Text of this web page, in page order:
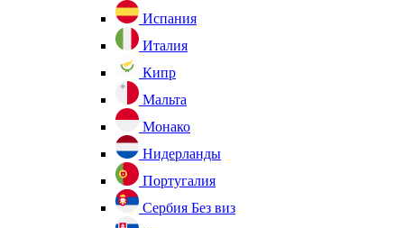
Испания
Италия
Кипр
Мальта
Монако
Нидерланды
Португалия
Сербия Без виз